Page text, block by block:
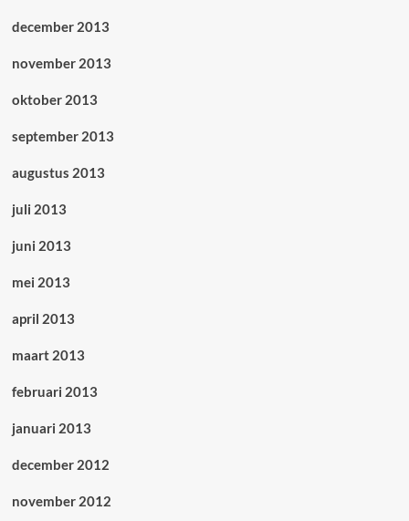
december 2013
november 2013
oktober 2013
september 2013
augustus 2013
juli 2013
juni 2013
mei 2013
april 2013
maart 2013
februari 2013
januari 2013
december 2012
november 2012